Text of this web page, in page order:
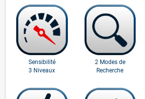
Sensibilité
3 Niveaux
2 Modes de
Recherche